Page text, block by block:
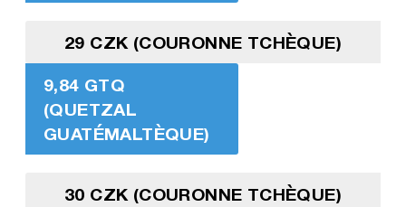
29 CZK (COURONNE TCHÈQUE)
9,84 GTQ
(QUETZAL
GUATÉMALTÈQUE)
30 CZK (COURONNE TCHÈQUE)